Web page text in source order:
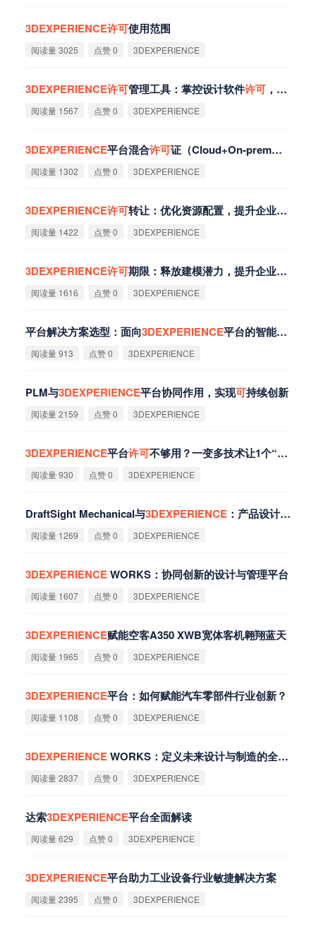
3DEXPERIENCE许可使用范围
阅读量 3025 点赞 0 3DEXPERIENCE
3DEXPERIENCE许可管理工具：掌控设计软件许可 ，提升竞争力
阅读量 1567 点赞 0 3DEXPERIENCE
3DEXPERIENCE平台混合许可证（Cloud+On-prem）管理模式
阅读量 1302 点赞 0 3DEXPERIENCE
3DEXPERIENCE许可转让：优化资源配置，提升企业竞争力
阅读量 1422 点赞 0 3DEXPERIENCE
3DEXPERIENCE许可期限：释放建模潜力，提升企业竞争力
阅读量 1616 点赞 0 3DEXPERIENCE
平台解决方案选型：面向3DEXPERIENCE平台的智能许
阅读量 913 点赞 0 3DEXPERIENCE
PLM与3DEXPERIENCE平台协同作用，实现可持续创新
阅读量 2159 点赞 0 3DEXPERIENCE
3DEXPERIENCE平台许可不够用？一变多技术让1个“角色”授权裂变成多路并发
阅读量 930 点赞 0 3DEXPERIENCE
DraftSight Mechanical与3DEXPERIENCE ：产品设计新工具
阅读量 1269 点赞 0 3DEXPERIENCE
3DEXPERIENCEWORKS：协同创新的设计与管理平台
阅读量 1607 点赞 0 3DEXPERIENCE
3DEXPERIENCE赋能空客A350 XWB宽体客机翱翔蓝天
阅读量 1965 点赞 0 3DEXPERIENCE
3DEXPERIENCE平台：如何赋能汽车零部件行业创新？
阅读量 1108 点赞 0 3DEXPERIENCE
3DEXPERIENCEWORKS：定义未来设计与制造的全新平台
阅读量 2837 点赞 0 3DEXPERIENCE
达索3DEXPERIENCE平台全面解读
阅读量 629 点赞 0 3DEXPERIENCE
3DEXPERIENCE平台助力工业设备行业敏捷解决方案
阅读量 2395 点赞 0 3DEXPERIENCE